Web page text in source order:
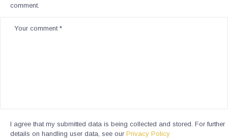
comment.
I agree that my submitted data is being collected and stored. For further
details on handling user data, see our Privacy Policy